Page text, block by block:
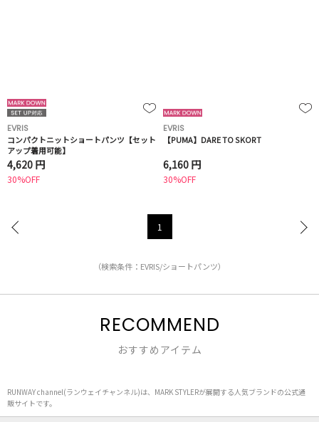
EVRIS
コンパクトニットショートパンツ【セット
アップ着用可能】
4,620 円
30%OFF
EVRIS
【PUMA】DARE TO SKORT
6,160 円
30%OFF
1
（検索条件：EVRIS/ショートパンツ）
RECOMMEND
おすすめアイテム
RUNWAY channel(ランウェイチャンネル)は、MARK STYLERが展開する人気ブランドの公式通
販サイトです。